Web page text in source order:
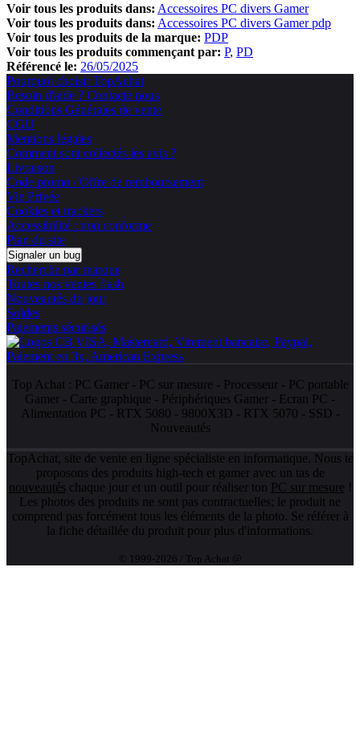
Voir tous les produits dans: Accessoires PC divers Gamer
Voir tous les produits dans: Accessoires PC divers Gamer pdp
Voir tous les produits de la marque: PDP
Voir tous les produits commençant par: P PD
Référencé le: 26/05/2025
Pourquoi choisir TopAchat
Besoin d'aide ? Contacte nous
Conditions Générales de vente
CGU
Mentions légales
Comment sont collectés les avis ?
Livraison
Code promo / Offre de remboursement
Vie Privée
Cookies et trackers
Accessibilité : non conforme
Plan du site
Signaler un bug
Recherche par marque
Toutes nos ventes flash
Nouveautés du jour
Soldes
Paiements sécurisés
Top Achat : PC Gamer- PC sur mesure - Processeur- PC portable
Gamer - Carte graphique - Périphériques Gamer - Ecran PC -
Alimentation PC - RTX 5080 - 9800X3D - RTX 5070 - SSD -
Nouveautés
TopAchat, site de vente en ligne spécialiste en informatique. Nous te
proposons des produits high-tech et gamer avec un tas de
nouveautés chaque jour et un outil pour réaliser ton PC sur mesure !
Les photos des produits ne sont pas contractuelles; le produit ne
comprend pas forcément tous les éléments de la photo. Se référer à
la fiche détaillée du produit pour plus d'informations.
© 1999-2026 / Top Achat @